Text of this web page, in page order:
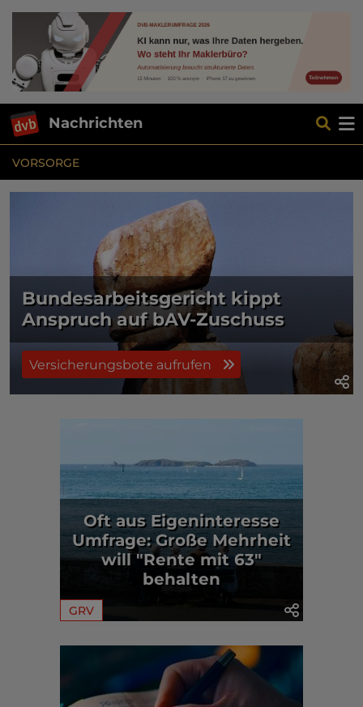
Nachrichten
VORSORGE
Bundesarbeitsgericht kippt
Anspruch auf bAV-Zuschuss
Versicherungsbote aufrufen
Oft aus Eigeninteresse
Umfrage: Große Mehrheit
will "Rente mit 63"
behalten
GRV